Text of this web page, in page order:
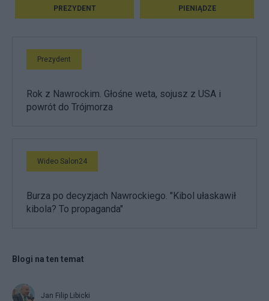
PREZYDENT PIENIĄDZE
Prezydent
Rok z Nawrockim. Głośne weta, sojusz z USA i
powrót do Trójmorza
Wideo Salon24
Burza po decyzjach Nawrockiego. "Kibol ułaskawił
kibola? To propaganda"
Blogi na ten temat
Jan Filip Libicki